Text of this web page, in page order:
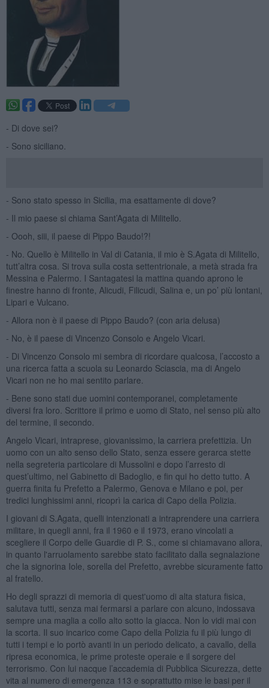
- Di dove sei?
- Sono siciliano.
- Sono stato spesso in Sicilia, ma esattamente di dove?
- Il mio paese si chiama Sant’Agata di Militello.
- Oooh, siii, il paese di Pippo Baudo!?!
- No. Quello è Militello in Val di Catania, il mio è S.Agata di Militello,
tutt’altra cosa. Si trova sulla costa settentrionale, a metà strada fra
Messina e Palermo. I Santagatesi la mattina quando aprono le
finestre hanno di fronte, Alicudi, Filicudi, Salina e, un po’ più lontani,
Lipari e Vulcano.
- Allora non è il paese di Pippo Baudo? (con aria delusa)
- No, è il paese di Vincenzo Consolo e Angelo Vicari.
- Di Vincenzo Consolo mi sembra di ricordare qualcosa, l’accosto a
una ricerca fatta a scuola su Leonardo Sciascia, ma di Angelo
Vicari non ne ho mai sentito parlare.
- Bene sono stati due uomini contemporanei, completamente
diversi fra loro. Scrittore il primo e uomo di Stato, nel senso più alto
del termine, il secondo.
Angelo Vicari, intraprese, giovanissimo, la carriera prefettizia. Un
uomo con un alto senso dello Stato, senza essere gerarca stette
nella segreteria particolare di Mussolini e dopo l’arresto di
quest’ultimo, nel Gabinetto di Badoglio, e fin qui ho detto tutto. A
guerra finita fu Prefetto a Palermo, Genova e Milano e poi, per
tredici lunghissimi anni, ricoprì la carica di Capo della Polizia.
I giovani di S.Agata, quelli intenzionati a intraprendere una carriera
militare, in quegli anni, fra il 1960 e il 1973, erano vincolati a
scegliere il Corpo delle Guardie di P. S., come si chiamavano allora,
in quanto l'arruolamento sarebbe stato facilitato dalla segnalazione
che la signorina Iole, sorella del Prefetto, avrebbe sicuramente fatto
al fratello.
Ho degli sprazzi di memoria di quest'uomo di alta statura fisica,
salutava tutti, senza mai fermarsi a parlare con alcuno, indossava
sempre una maglia a collo alto sotto la giacca. Non lo vidi mai con
la scorta. Il suo incarico come Capo della Polizia fu il più lungo di
tutti i tempi e lo portò avanti in un periodo delicato, a cavallo, della
ripresa economica, le prime proteste operaie e il sorgere del
terrorismo. Con lui nacque l’accademia di Pubblica Sicurezza, dette
vita al numero di emergenza 113 e soprattutto mise le basi per il